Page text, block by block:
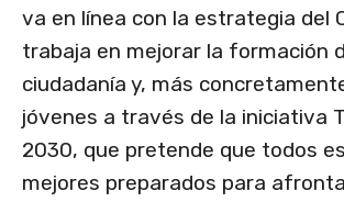
va en línea con la estrategia del
trabaja en mejorar la formación
ciudadanía y, más
jóvenes a través de la iniciativa
2030, que pretende que todos
mejores preparados para